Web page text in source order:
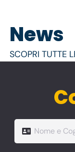
News
SCOPRI TUTTE